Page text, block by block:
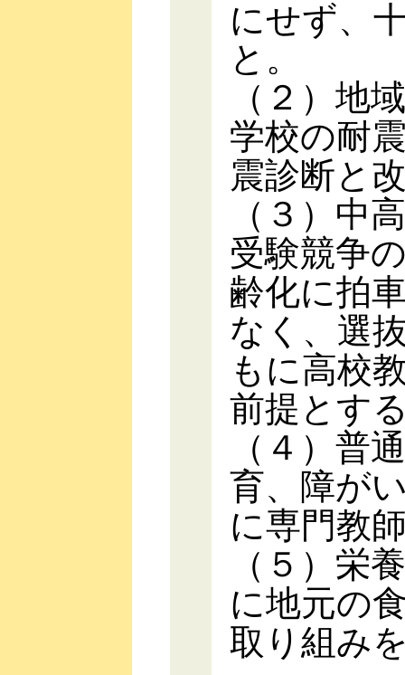
にせず、
と。
（２）地
学校の耐
震診断と
（３）中
受験競争
齢化に拍
なく、選
もに高校
前提とす
（４）普
育、障が
に専門教
（５）栄
に地元の
取り組み